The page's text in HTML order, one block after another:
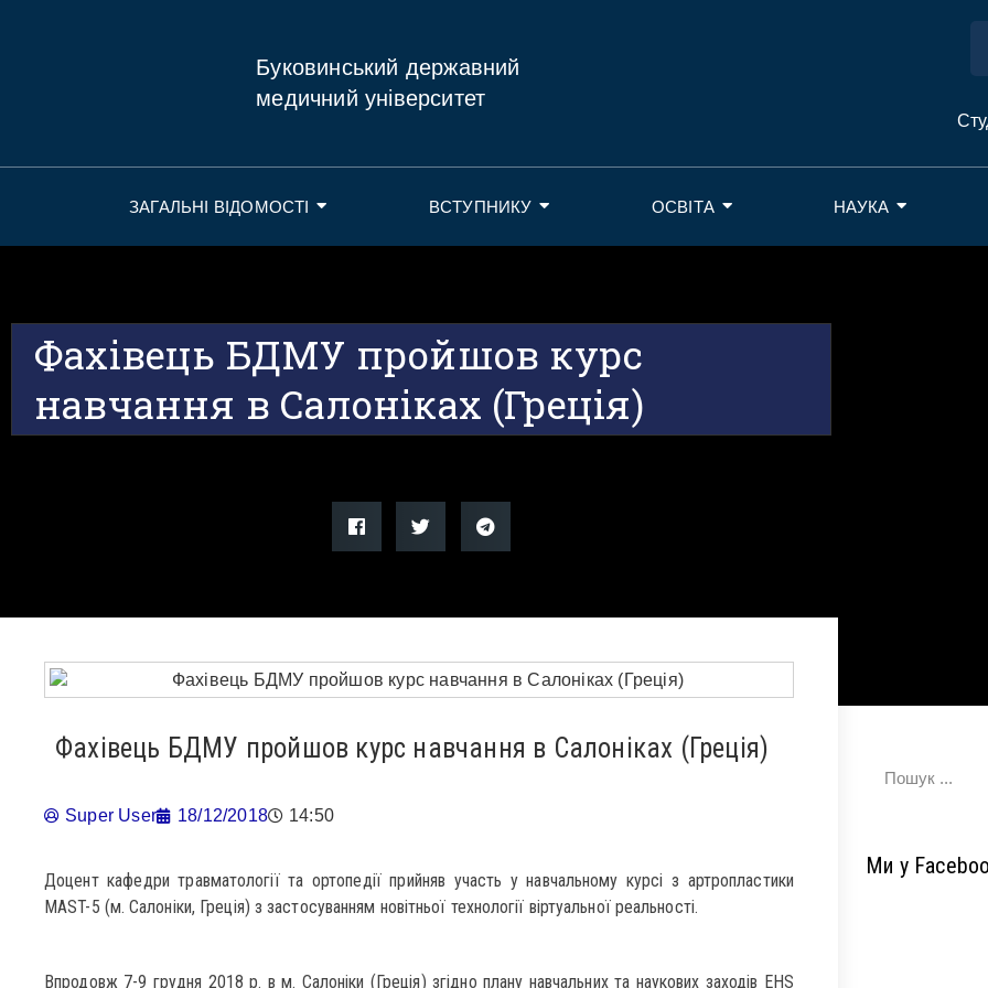
Буковинський державний
медичний університет
ЗАГАЛЬНІ ВІДОМОСТІ ВСТУПНИКУ ОСВІТА НАУКА
Фахівець БДМУ пройшов курс
навчання в Салоніках (Греція)
Фахівець БДМУ пройшов курс навчання в Салоніках (Греція)
Super User 18/12/2018 14:50
Доцент кафедри травматології та ортопедії прийняв участь у навчальному курсі з артропластики
MAST-5 (м. Салоніки, Греція) з застосуванням новітньої технології віртуальної реальності.
Впродовж 7-9 грудня 2018 р. в м. Салоніки (Греція) згідно плану навчальних та наукових заходів EHS
Ми у